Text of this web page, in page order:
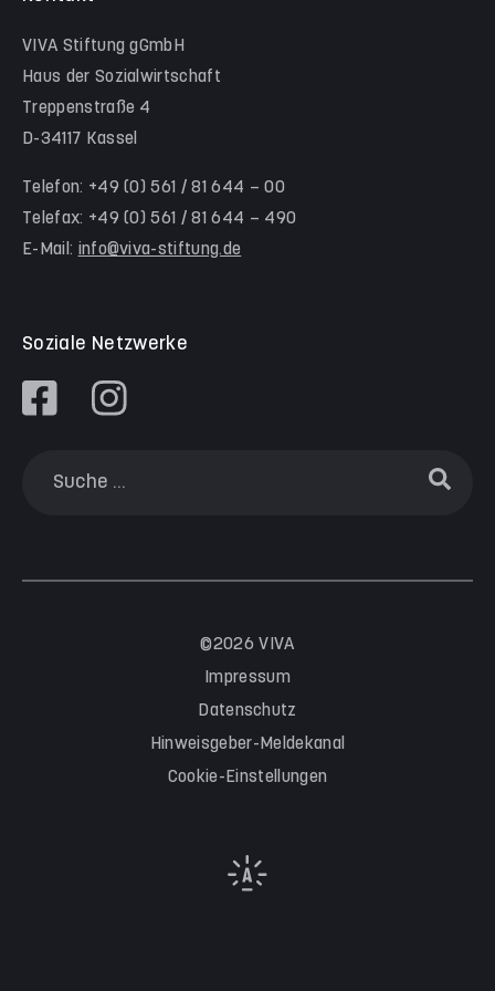
Team Werra-Meißner-Kreis
Waldorfkindergarten Goetheanlage
Familienzentren
Familienzentrum Nordstadt
Familienzentrum Himmelsstürmer
Präventionsangebote an Kitas und Schulen
VIVA Stiftung gGmbH
Haus der Sozialwirtschaft
Treppenstraße 4
D-34117 Kassel
Telefon: +49 (0) 561 / 81 644 – 00
Telefax: +49 (0) 561 / 81 644 – 490
E-Mail: info@viva-stiftung.de
Soziale Netzwerke
©2026 VIVA
Impressum
Datenschutz
Hinweisgeber-Meldekanal
Cookie-Einstellungen